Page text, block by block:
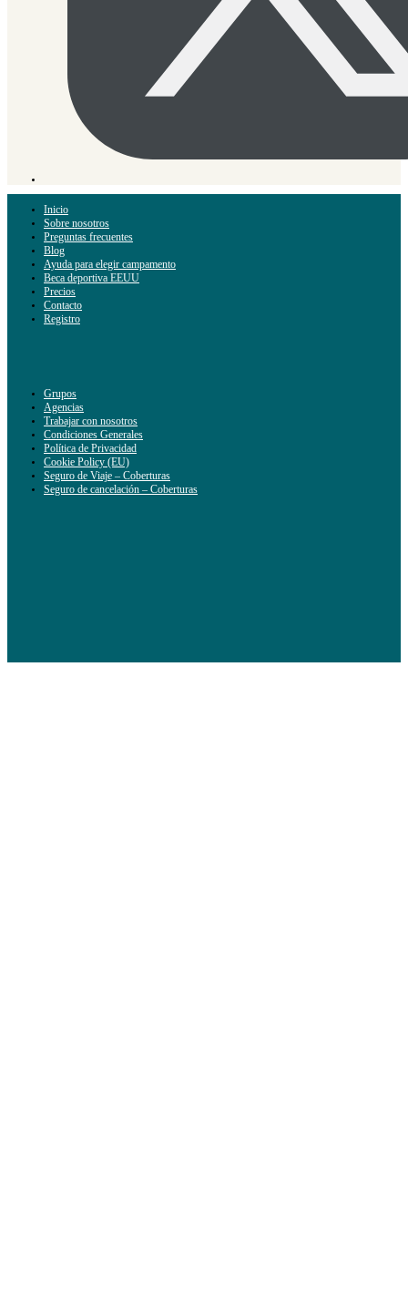
Inicio
Sobre nosotros
Preguntas frecuentes
Blog
Ayuda para elegir campamento
Beca deportiva EEUU
Precios
Contacto
Registro
Grupos
Agencias
Trabajar con nosotros
Condiciones Generales
Política de Privacidad
Cookie Policy (EU)
Seguro de Viaje – Coberturas
Seguro de cancelación – Coberturas